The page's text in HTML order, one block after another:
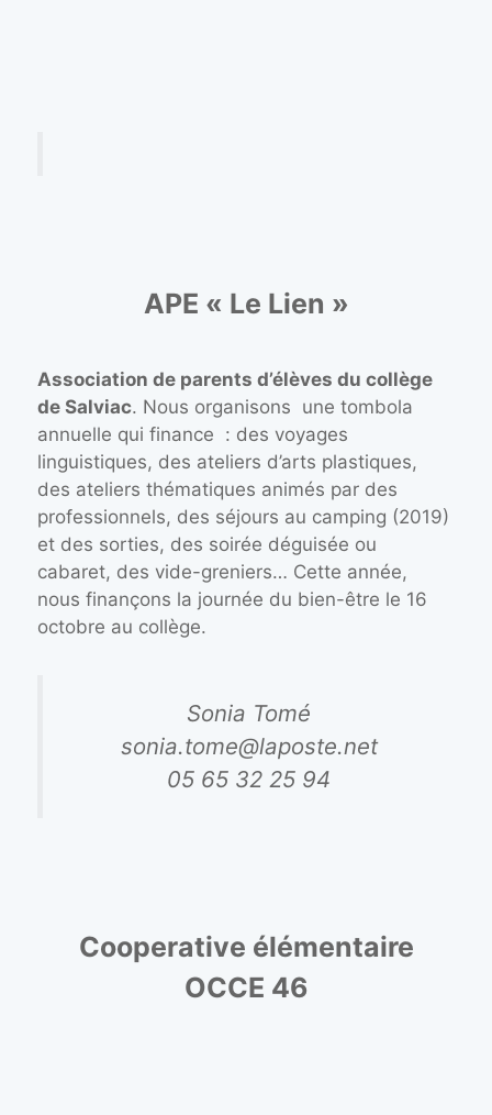
APE « Le Lien »
Association de parents d’élèves du collège
de Salviac. Nous organisons une tombola
annuelle qui finance : des voyages
linguistiques, des ateliers d’arts plastiques,
des ateliers thématiques animés par des
professionnels, des séjours au camping (2019)
et des sorties, des soirée déguisée ou
cabaret, des vide-greniers… Cette année,
nous finançons la journée du bien-être le 16
octobre au collège. ‌
Sonia Tomé
sonia.tome@laposte.net
05 65 32 25 94
Cooperative élémentaire
OCCE 46